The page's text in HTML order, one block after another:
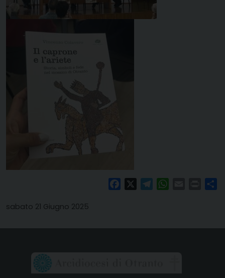
FacebookTelegramWhatsAppPrint
sabato 21 Giugno 2025